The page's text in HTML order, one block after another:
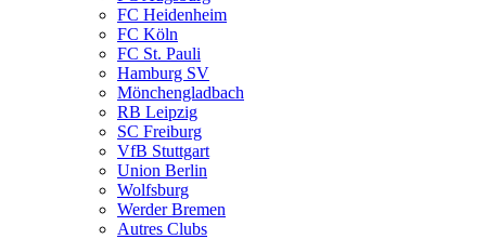
FC Heidenheim
FC Köln
FC St. Pauli
Hamburg SV
Mönchengladbach
RB Leipzig
SC Freiburg
VfB Stuttgart
Union Berlin
Wolfsburg
Werder Bremen
Autres Clubs